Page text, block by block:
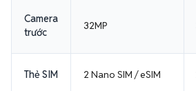
Camera
trước
32MP
Thẻ SIM 2 Nano SIM / eSIM